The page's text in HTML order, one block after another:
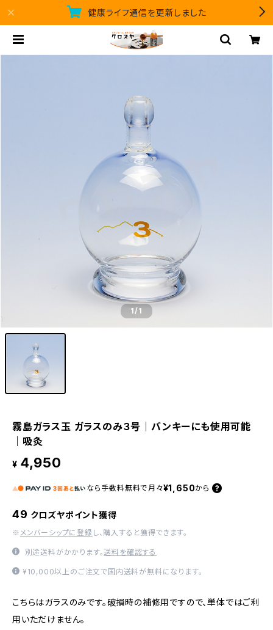
健康ライフ通信を更新しました
1/1
霧島ガラス玉 ガラスのみ３号｜バンキーにも使用可能
｜吸灸
¥ 4,950
なら 手数料無料で 月々¥1,650から
49 クロズヤポイント獲得
※ メンバーシップに登録 し、購入すると獲得できます。
別途送料がかかります。送料を確認する
¥10,000以上のご注文で国内送料が無料になります。
こちらはガラスのみです。破損時の補修用ですので、単体ではご利
用いただけません。